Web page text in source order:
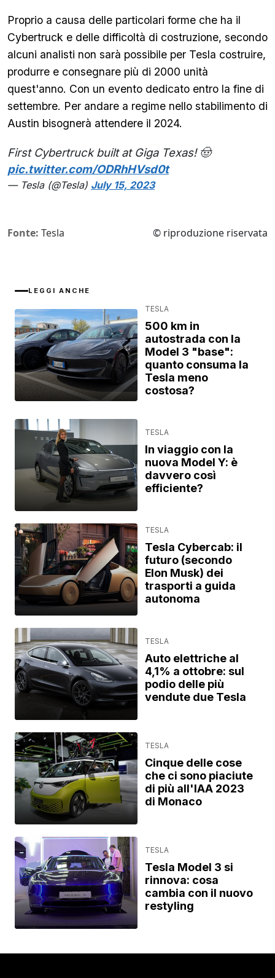
Proprio a causa delle particolari forme che ha il
Cybertruck e delle difficoltà di costruzione, secondo
alcuni analisti non sarà possibile per Tesla costruire,
produrre e consegnare più di 2000 unità
quest'anno. Con un evento dedicato entro la fine di
settembre. Per andare a regime nello stabilimento di
Austin bisognerà attendere il 2024.
First Cybertruck built at Giga Texas! 🤠
pic.twitter.com/ODRhHVsd0t
— Tesla (@Tesla) July 15, 2023
Fonte: Tesla © riproduzione riservata
LEGGI ANCHE
TESLA
500 km in
autostrada con la
Model 3 "base":
quanto consuma la
Tesla meno
costosa?
TESLA
In viaggio con la
nuova Model Y: è
davvero così
efficiente?
TESLA
Tesla Cybercab: il
futuro (secondo
Elon Musk) dei
trasporti a guida
autonoma
TESLA
Auto elettriche al
4,1% a ottobre: sul
podio delle più
vendute due Tesla
TESLA
Cinque delle cose
che ci sono piaciute
di più all'IAA 2023
di Monaco
TESLA
Tesla Model 3 si
rinnova: cosa
cambia con il nuovo
restyling